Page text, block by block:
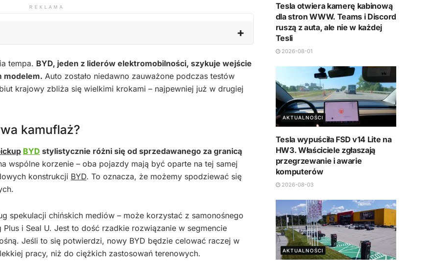
REKLAMA
tempa. BYD, jeden z liderów elektromobilności, szykuje wejście
modelem. Auto zostało niedawno zauważone podczas testów
krajowy zbliża się wielkimi krokami – najpewniej już w drugiej
kamuflaż?
BYD stylistycznie różni się od sprzedawanego za granicą
wspólne korzenie – oba pojazdy mają być oparte na tej samej
konstrukcji BYD. To oznacza, że możemy spodziewać się
spekulacji chińskich mediów – może korzystać z samonośnego
i Seal U. Jest to dość rzadkie rozwiązanie w segmencie
Jeśli to się potwierdzi, nowy BYD będzie celować raczej w
pracy, niż do ciężkich zastosowań terenowych.
Tesla otwiera kamerę kabinową
dla stron WWW. Teams i Discord
ruszą z auta, ale nie w każdej
Tesli
2026-08-01
AKTUALNOŚCI
Tesla wypuściła FSD v14 Lite na
HW3. Właściciele zgłaszają
przegrzewanie i awarie
komputerów
2026-08-03
AKTUALNOŚCI